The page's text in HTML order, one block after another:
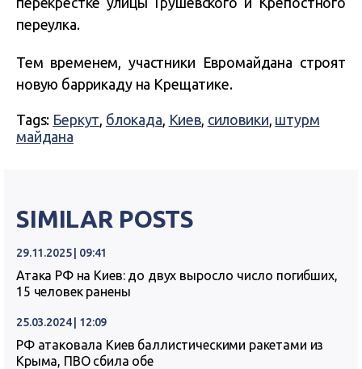
переулка.
Тем временем, участники Евромайдана строят
новую баррикаду на Крещатике.
Tags: Беркут, блокада, Киев, силовики, штурм
майдана
SIMILAR POSTS
29.11.2025 | 09:41
Атака РФ на Киев: до двух выросло число погибших,
15 человек ранены
25.03.2024 | 12:09
РФ атаковала Киев баллистическими ракетами из
Крыма, ПВО сбила обе